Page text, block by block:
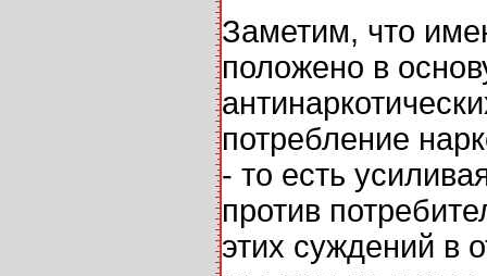
Заметим, что
положено в
потребление
- то есть
против
этих суждений в